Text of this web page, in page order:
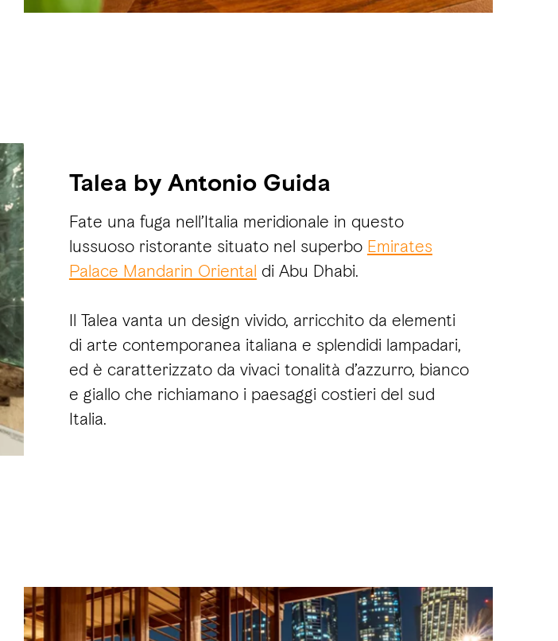
Talea by Antonio Guida
Fate una fuga nell’Italia meridionale in questo
lussuoso ristorante situato nel superbo Emirates
Palace Mandarin Oriental di Abu Dhabi.
Il Talea vanta un design vivido, arricchito da elementi
di arte contemporanea italiana e splendidi lampadari,
ed è caratterizzato da vivaci tonalità d’azzurro, bianco
e giallo che richiamano i paesaggi costieri del sud
Italia.